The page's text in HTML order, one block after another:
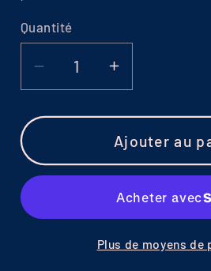
Quantité
Réduire
la
quantité
Bague
Pulsation
|
Augmenter
la
quantité
de
Bague
Pulsation
lente
|
Cœur
Ajouter au
Plus de moyens de